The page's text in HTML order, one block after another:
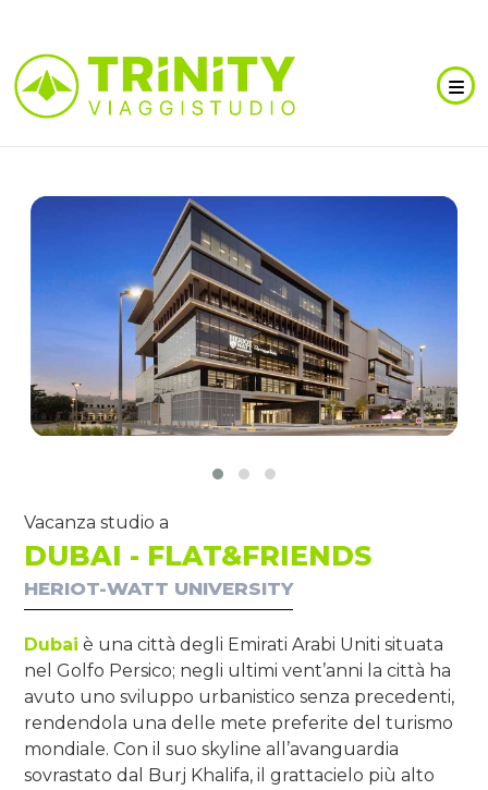
Vacanza studio a
DUBAI - FLAT&FRIENDS
HERIOT-WATT UNIVERSITY
Dubai è una città degli Emirati Arabi Uniti situata
nel Golfo Persico; negli ultimi vent’anni la città ha
avuto uno sviluppo urbanistico senza precedenti,
rendendola una delle mete preferite del turismo
mondiale. Con il suo skyline all’avanguardia
sovrastato dal Burj Khalifa, il grattacielo più alto